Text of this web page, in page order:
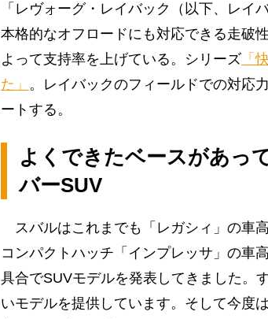
「レヴォーグ・レイバック（以下、レイ
本格的なオフロードにも対応できる走破
よって支持率を上げている。シリーズ 「
た」 。レイバックのフィールドでの対応
ートする。
よくできたベースがあっ
バーSUV
スバルはこれまでも「レガシィ」の車
コンパクトハッチ「インプレッサ」の車
具合でSUVモデルを発表してきました。
いモデルを提供しています。そして今度